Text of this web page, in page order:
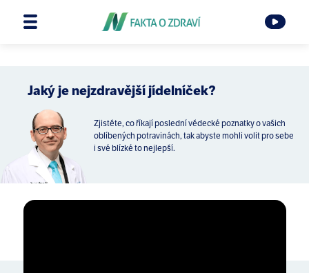
Jaký je nejzdravější jídelníček?
Zjistěte, co říkají poslední vědecké poznatky o vašich
oblíbených potravinách, tak abyste mohli volit pro sebe
i své blízké to nejlepší.